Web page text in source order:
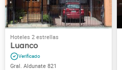
Luanco
Gral. Aldunate 821